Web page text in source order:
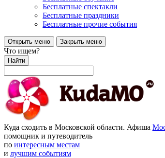
Бесплатные спектакли
Бесплатные праздники
Бесплатные прочие события
Открыть меню Закрыть меню
Что ищем?
Найти
Куда сходить в Московской области. Афиша
помощник и путеводитель
по интересным местам
и лучшим событиям